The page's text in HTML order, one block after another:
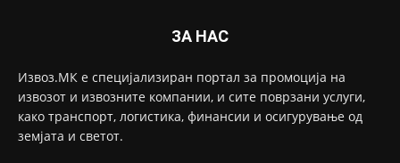
ЗА НАС
Извоз.МК е специјализиран портал за промоција на
извозот и извозните компании, и сите поврзани услуги,
како транспорт, логистика, финансии и осигурување од
земјата и светот.